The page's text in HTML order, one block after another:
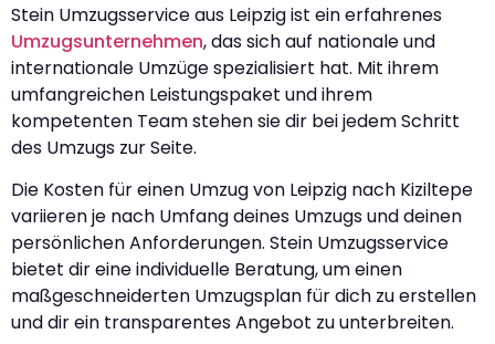
Stein Umzugsservice aus Leipzig ist ein erfahrenes
Umzugsunternehmen, das sich auf nationale und
internationale Umzüge spezialisiert hat. Mit ihrem
umfangreichen Leistungspaket und ihrem
kompetenten Team stehen sie dir bei jedem Schritt
des Umzugs zur Seite.
Die Kosten für einen Umzug von Leipzig nach Kiziltepe
variieren je nach Umfang deines Umzugs und deinen
persönlichen Anforderungen. Stein Umzugsservice
bietet dir eine individuelle Beratung, um einen
maßgeschneiderten Umzugsplan für dich zu erstellen
und dir ein transparentes Angebot zu unterbreiten.